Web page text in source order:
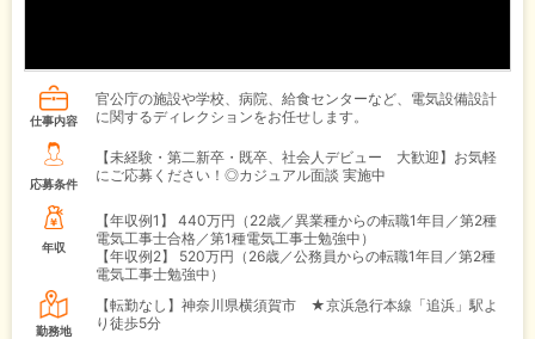
仕事内容
官公庁の施設や学校、病院、給食センターなど、電気設備設計
に関するディレクションをお任せします。
応募条件
【未経験・第二新卒・既卒、社会人デビュー 大歓迎】お気軽
にご応募ください！◎カジュアル面談 実施中
年収
【年収例1】
440万円（22歳／異業種からの転職1年目／第2種
電気工事士合格／第1種電気工事士勉強中）
【年収例2】
520万円（26歳／公務員からの転職1年目／第2種
電気工事士勉強中）
勤務地
【転勤なし】神奈川県横須賀市 ★京浜急行本線「追浜」駅よ
り徒歩5分